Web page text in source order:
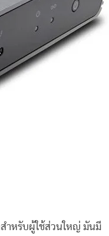
สำหรับผู้ใช้ส่วนใหญ่ มันมี